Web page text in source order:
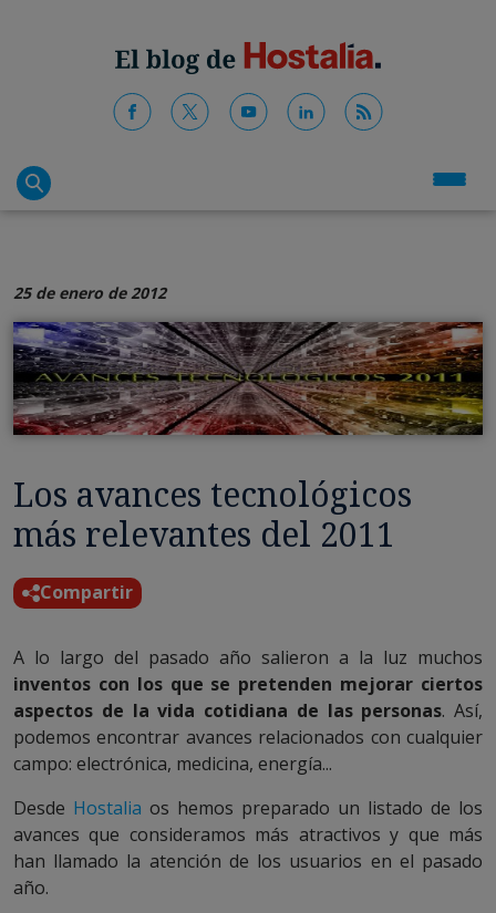
25 de enero de 2012
Los avances tecnológicos
más relevantes del 2011
Compartir
A lo largo del pasado año salieron a la luz muchos
inventos con los que se pretenden mejorar ciertos
aspectos de la vida cotidiana de las personas. Así,
podemos encontrar avances relacionados con cualquier
campo: electrónica, medicina, energía...
Desde Hostalia os hemos preparado un listado de los
avances que consideramos más atractivos y que más
han llamado la atención de los usuarios en el pasado
año.